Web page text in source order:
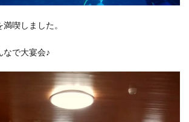
喫しました。
なで大宴会♪